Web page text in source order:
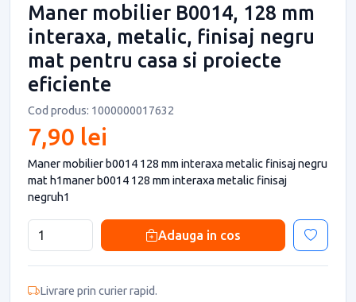
Maner mobilier B0014, 128 mm
interaxa, metalic, finisaj negru
mat pentru casa si proiecte
eficiente
Cod produs: 1000000017632
7,90 lei
Maner mobilier b0014 128 mm interaxa metalic finisaj negru
mat h1maner b0014 128 mm interaxa metalic finisaj
negruh1
Adauga in cos
Livrare prin curier rapid.